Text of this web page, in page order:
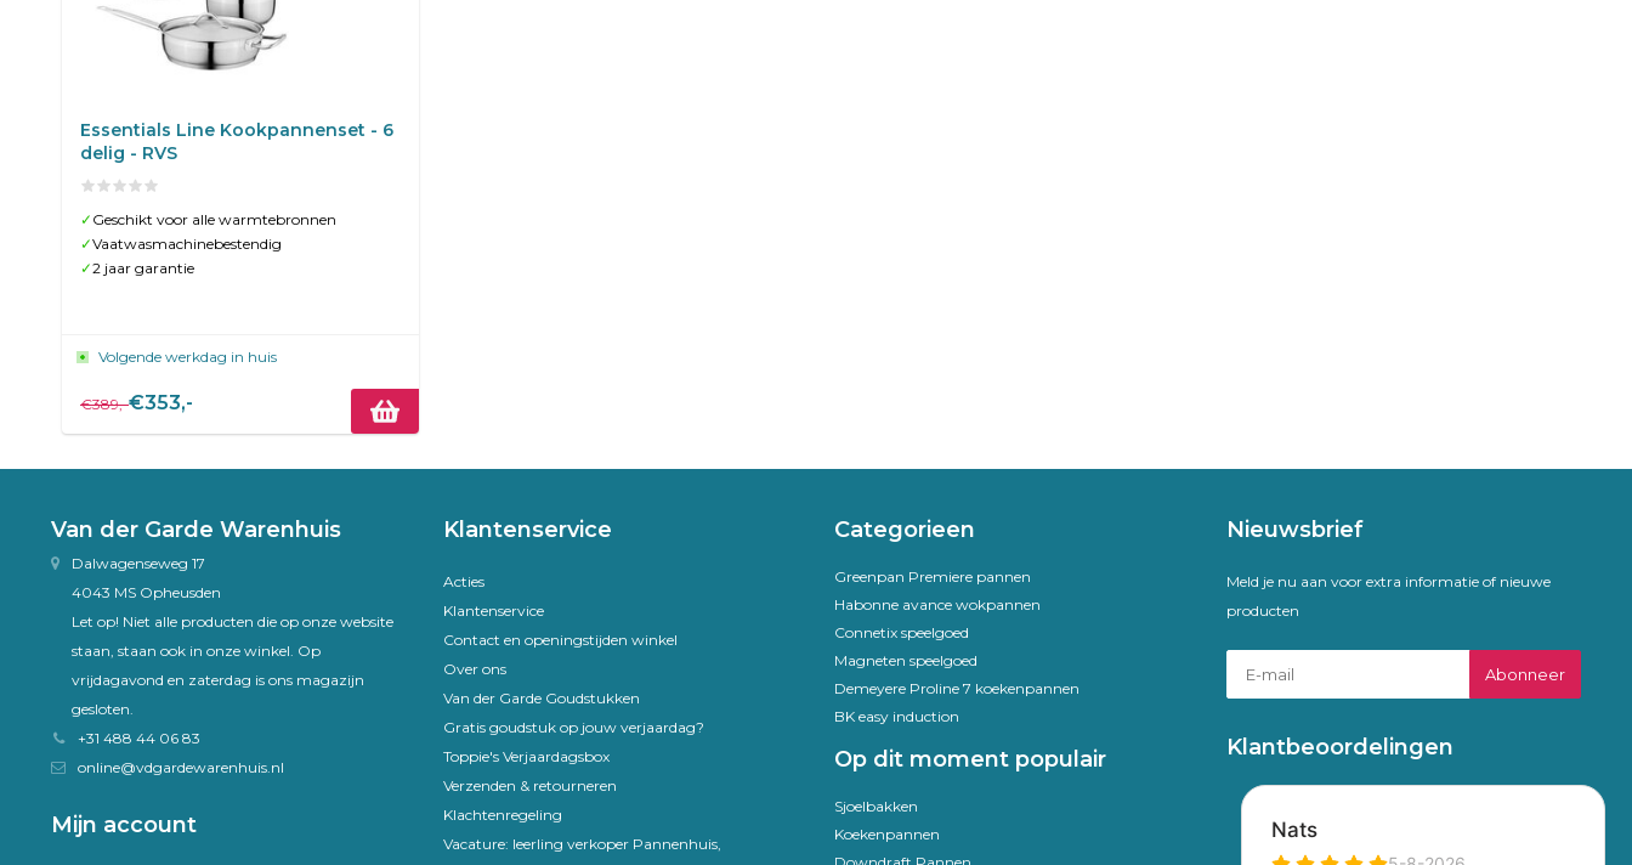
Essentials Line Kookpannenset - 6
delig - RVS
✓ Geschikt voor alle warmtebronnen
✓Vaatwasmachinebestendig
✓2 jaar garantie
Volgende werkdag in huis
€389,-€353,-
Van der Garde Warenhuis
Dalwagenseweg 17
4043 MS Opheusden
Let op! Niet alle producten die op onze website
staan, staan ook in onze winkel. Op
vrijdagavond en zaterdag is ons magazijn
gesloten.
+31 488 44 06 83
online@vdgardewarenhuis.nl
Mijn account
Klantenservice
Acties
Klantenservice
Contact en openingstijden winkel
Over ons
Van der Garde Goudstukken
Gratis goudstuk op jouw verjaardag?
Toppie's Verjaardagsbox
Verzenden & retourneren
Klachtenregeling
Vacature: leerling verkoper Pannenhuis,
Categorieen
Greenpan Premiere pannen
Habonne avance wokpannen
Connetix speelgoed
Magneten speelgoed
Demeyere Proline 7 koekenpannen
BK easy induction
Op dit moment populair
Sjoelbakken
Koekenpannen
Nieuwsbrief
Meld je nu aan voor extra informatie of nieuwe
producten
Abonneer
Klantbeoordelingen